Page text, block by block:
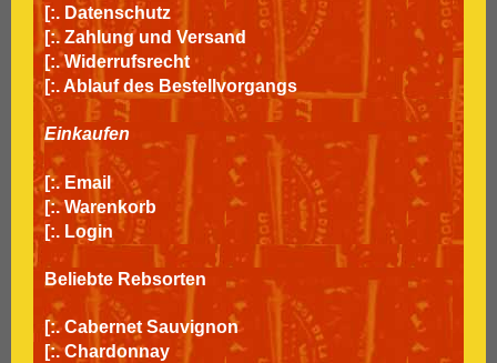
[:. Datenschutz
[:. Zahlung und Versand
[:. Widerrufsrecht
[:.Ablauf des Bestellvorgangs
Einkaufen
[:. Email
[:. Warenkorb
[:. Login
Beliebte Rebsorten
[:. Cabernet Sauvignon
[:. Chardonnay